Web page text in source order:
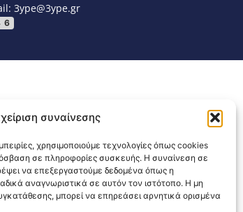
συναίνεσης
χρησιμοποιούμε τεχνολογίες όπως cookies
σε πληροφορίες συσκευής. Η συναίνεση σε
να επεξεργαστούμε δεδομένα όπως η
αναγνωριστικά σε αυτόν τον ιστότοπο. Η μη
μπορεί να επηρεάσει αρνητικά ορισμένα
3ype@3ype.gr